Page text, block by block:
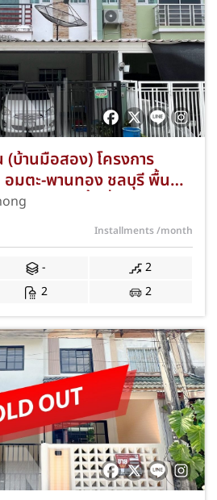
(บ้านมือสอง) โครงการ
อมตะ-พานทอง ชลบุรี พื้นที่
อน 2 ห้องน้ำ ที่จอดรถ 2
เก่า ใกล้นิคมอมตะซิตี้ ชลบุรี
ฟรีแอร์และปั๊มน้ำ พร้อมโปร
มการโอนและจดจำนอง JS-
Installments/month
-
2
2 2